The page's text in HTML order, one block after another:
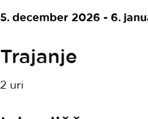
5. december 2026 - 6.
Trajanje
2 uri